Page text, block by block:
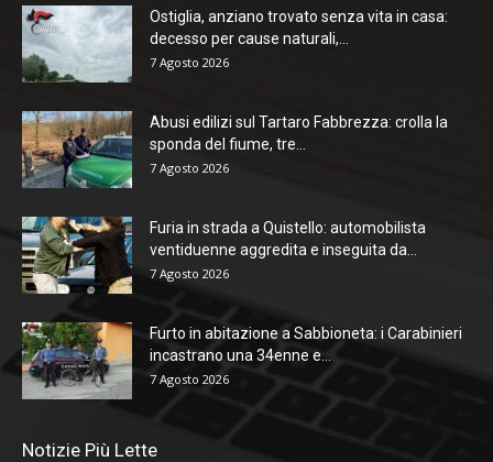
Ostiglia, anziano trovato senza vita in casa:
decesso per cause naturali,...
7 Agosto 2026
Abusi edilizi sul Tartaro Fabbrezza: crolla la
sponda del fiume, tre...
7 Agosto 2026
Furia in strada a Quistello: automobilista
ventiduenne aggredita e inseguita da...
7 Agosto 2026
Furto in abitazione a Sabbioneta: i Carabinieri
incastrano una 34enne e...
7 Agosto 2026
Notizie Più Lette